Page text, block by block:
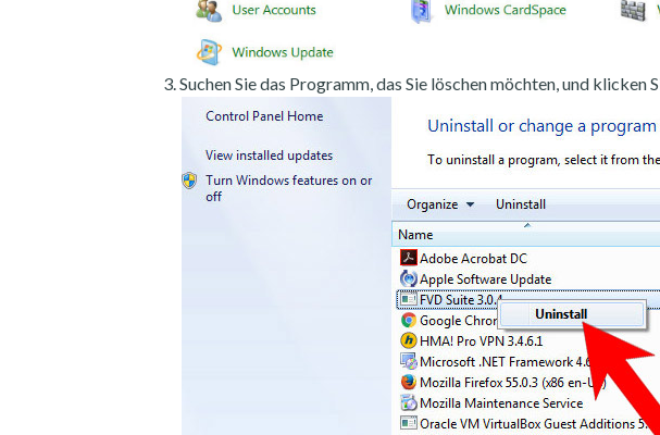
Suchen Sie das Programm, das Sie löschen möchten, und klicken